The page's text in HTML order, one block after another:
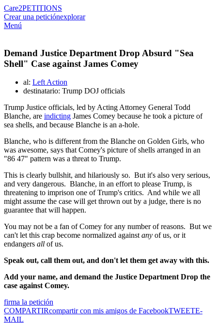
Care2PETITIONS
Crear una peticiónexplorar
Menú
Demand Justice Department Drop Absurd "Sea
Shell" Case against James Comey
al: Left Action
destinatario: Trump DOJ officials
Trump Justice officials, led by Acting Attorney General Todd
Blanche, are indicting James Comey because he took a picture of
sea shells, and because Blanche is an a-hole.
Blanche, who is different from the Blanche on Golden Girls, who
was awesome, says that Comey's picture of shells arranged in an
"86 47" pattern was a threat to Trump.
This is clearly bullshit, and hilariously so. But it's also very serious,
and very dangerous. Blanche, in an effort to please Trump, is
threatening to imprison one of Trump's critics. And while we all
might assume the case will get thrown out by a judge, there is no
guarantee that will happen.
You may not be a fan of Comey for any number of reasons. But we
can't let this crap become normalized againstany of us, or it
endangers all of us.
Speak out, call them out, and don't let them get away with this.
Add your name, and demand the Justice Department Drop the
case against Comey.
firma la petición
COMPARTIRcompartir con mis amigos de FacebookTWEETE-
MAIL